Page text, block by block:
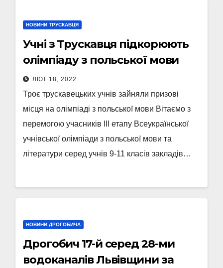
НОВИНИ ТРУСКАВЦЯ
Учні з Трускавця підкорюють
олімпіаду з польської мови
ЛЮТ 18, 2022
Троє трускавецьких учнів зайняли призові
місця на олімпіаді з польської мови Вітаємо з
перемогою учасників ІІІ етапу Всеукраїнської
учнівської олімпіади з польської мови та
літератури серед учнів 9-11 класів закладів…
НОВИНИ ДРОГОБИЧА
Дрогобич 17-й серед 28-ми
водоканалів Львівщини за